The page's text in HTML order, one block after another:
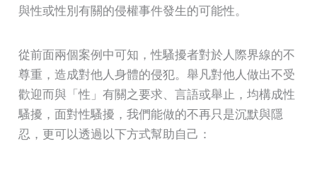
與性或性別有關的侵權事件發生的可能性。
從前面兩個案例中可知，性騷擾者對於人際界線的不
尊重，造成對他人身體的侵犯。舉凡對他人做出不受
歡迎而與「性」有關之要求、言語或舉止，均構成性
騷擾，面對性騷擾，我們能做的不再只是沉默與隱
忍，更可以透過以下方式幫助自己：